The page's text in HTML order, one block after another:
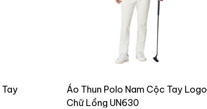
Áo Thun Polo Nam Cộc Tay Logo
Chữ Lồng UN630